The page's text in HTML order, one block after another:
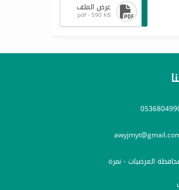
عرض الملف
pdf - 590 KB
العرضيات - نمرة